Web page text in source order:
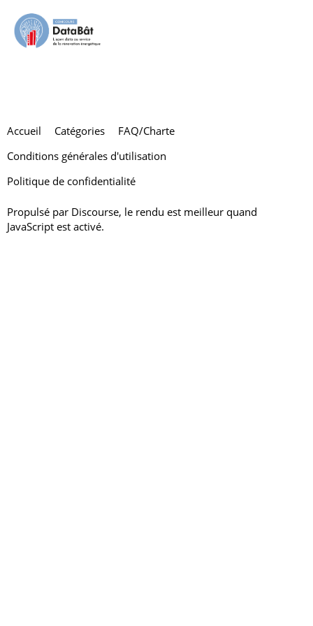
Etienne
Accueil Catégories
FAQ/Charte
Conditions générales d'utilisation
Politique de confidentialité
Propulsé par Discourse, le rendu est meilleur quand
JavaScript est activé.